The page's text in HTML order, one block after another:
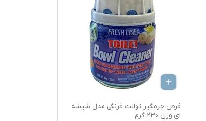
قرص جرمگیر توالت فرنگی مدل شیشه
ای وزن 230 گرم